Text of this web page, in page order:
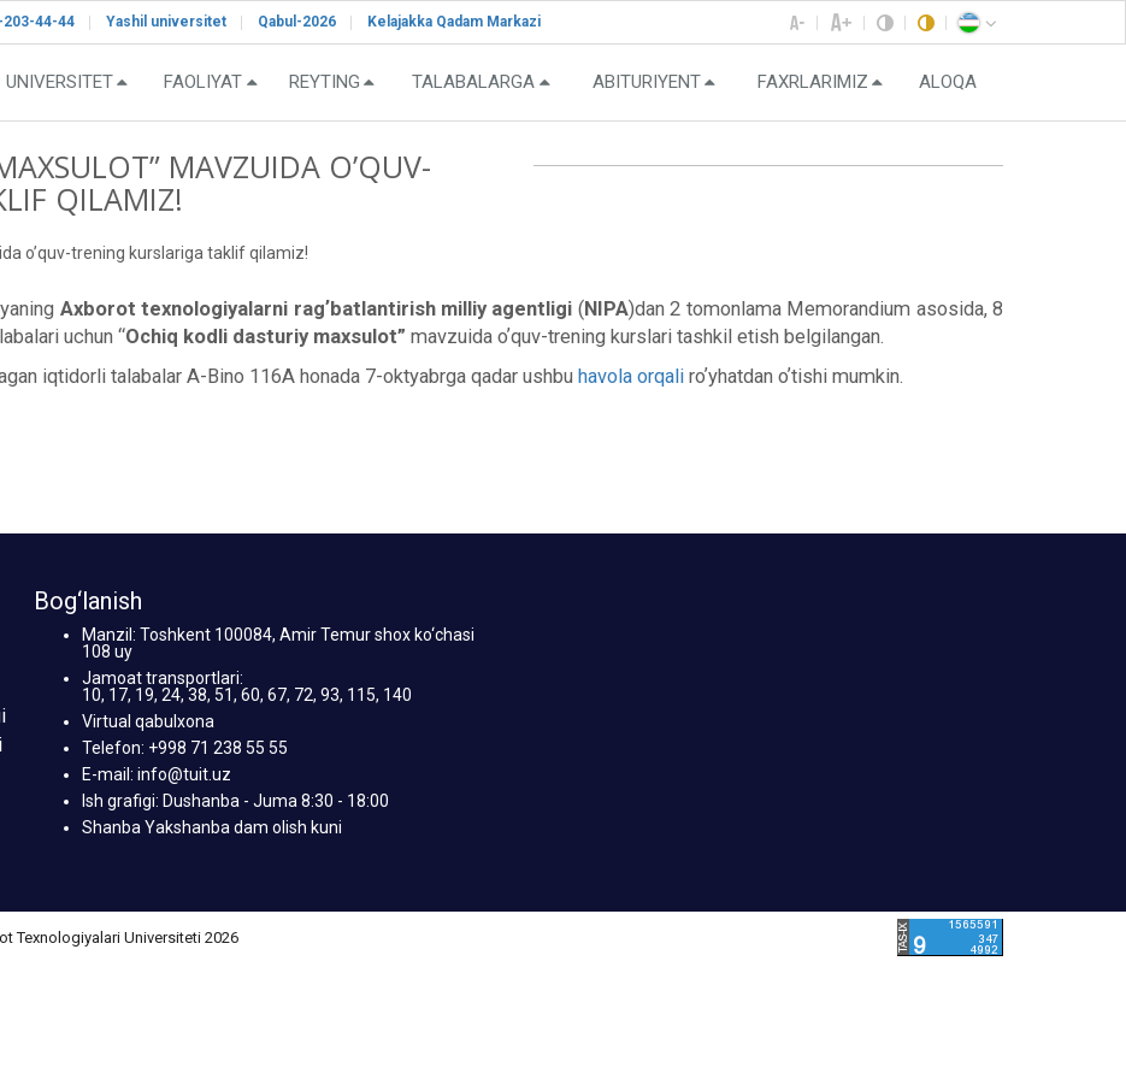
203-44-44 Yashil universitet Qabul-2026 Kelajakka Qadam Markazi
UNIVERSITET FAOLIYAT REYTING TALABALARGA ABITURIYENT FAXRLARIMIZ ALOQA
MAVZUIDA OʼQUV-
QILAMIZ!
oʼquv-trening kurslariga taklif qilamiz!
Аxborot texnologiyalarni ragʼbatlantirish milliy agentligi ( NIPA)dan 2 tomonlama Memorandium asosida, 8
uchun “Ochiq kodli dasturiy maxsulot” mavzuida oʼquv-trening kurslari tashkil etish belgilangan.
iqtidorli talabalar А-Bino 116А honada 7-oktyabrga qadar ushbu havola orqali roʼyhatdan oʼtishi mumkin.
Bog‘lanish
Manzil: Toshkent 100084, Amir Temur shox ko‘chasi
108 uy
Jamoat transportlari:
10, 17, 19, 24, 38, 51, 60, 67, 72, 93, 115, 140
Virtual qabulxona
Telefon: +998 71 238 55 55
E-mail: info@tuit.uz
Ish grafigi: Dushanba - Juma 8:30 - 18:00
Shanba Yakshanba dam olish kuni
Texnologiyalari Universiteti 2026